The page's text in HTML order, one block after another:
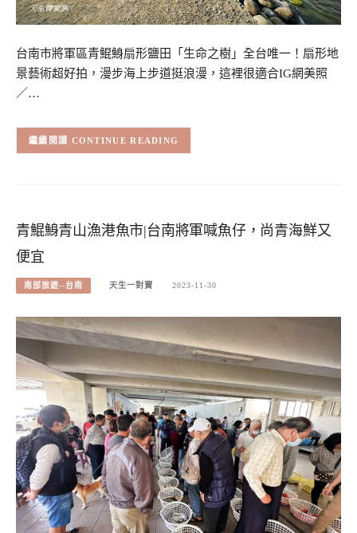
台南市將軍區青鯤鯓扇形鹽田「生命之樹」全台唯一！扇形地
景藝術超好拍，漫步海上步道挺浪漫，這裡很適合IG網美照
／…
CONTINUE READING
青鯤鯓青山漁港魚市|台南將軍喊魚仔，尚青海鮮又
便宜
南部旅遊--台南 天生一對寶 2023-11-30